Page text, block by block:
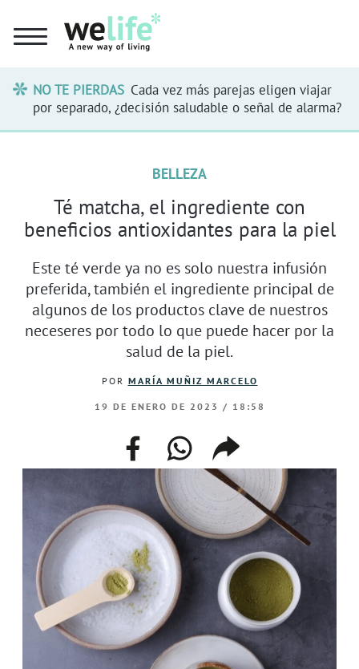
NO TE PIERDAS Cada vez más parejas eligen viajar
por separado, ¿decisión saludable o señal de alarma?
BELLEZA
Té matcha, el ingrediente con
beneficios antioxidantes para la piel
Este té verde ya no es solo nuestra infusión
preferida, también el ingrediente principal de
algunos de los productos clave de nuestros
neceseres por todo lo que puede hacer por la
salud de la piel.
POR MARÍA MUÑIZ MARCELO
19 DE ENERO DE 2023 / 18:58
facebookwhatsappcompartir
enlace